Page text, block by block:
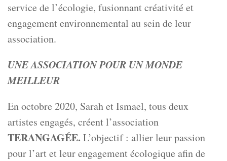
service de l’écologie, fusionnant créativité et
engagement environnemental au sein de leur
association.
UNE ASSOCIATION POUR UN MONDE
MEILLEUR
En octobre 2020, Sarah et Ismael, tous deux
artistes engagés, créent l’association
TERANGAGÉE. L’objectif : allier leur passion
pour l’art et leur engagement écologique afin de